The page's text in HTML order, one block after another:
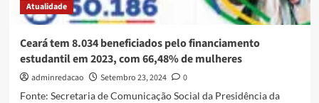
Atualidade
Ceará tem 8.034 beneficiados pelo financiamento
estudantil em 2023, com 66,48% de mulheres
adminredacao Setembro 23, 2024
0
Fonte: Secretaria de Comunicação Social da Presidência da